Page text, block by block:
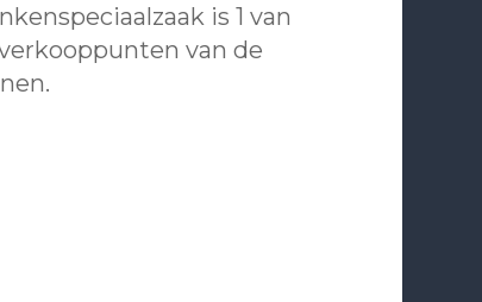
is 1 van
van de